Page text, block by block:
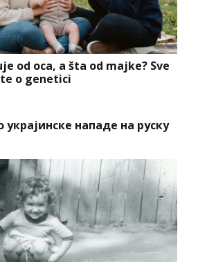
od oca, a šta od majke? Sve
o genetici
нападе на руску